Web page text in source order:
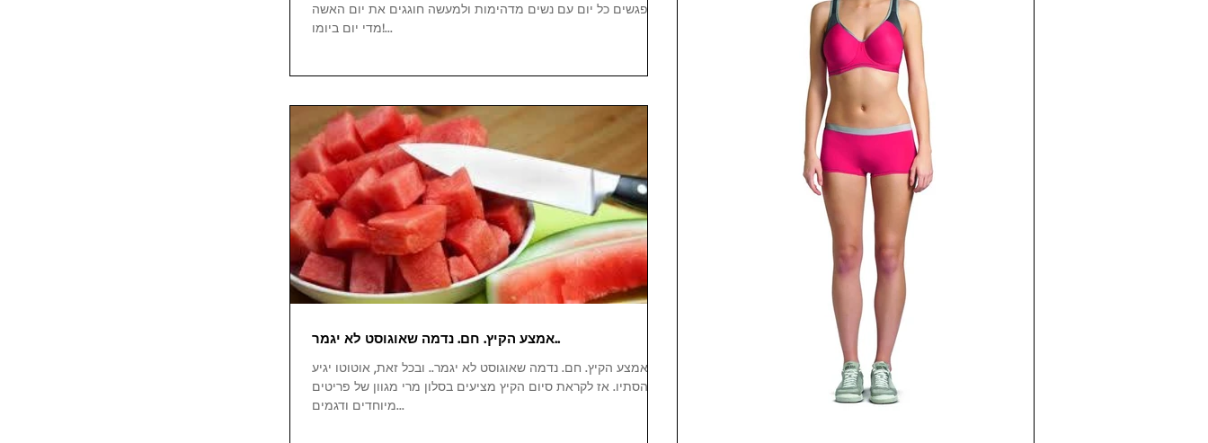
נפגשים כל יום עם נשים מדהימות ולמעשה חוגגים את יום האשה
מדי יום ביומו!...
אמצע הקיץ. חם. נדמה שאוגוסט לא יגמר..
אמצע הקיץ. חם. נדמה שאוגוסט לא יגמר.. ובכל זאת, אוטוטו יגיע
הסתיו. אז לקראת סיום הקיץ מציעים בסלון מרי מגוון של פריטים
מיוחדים ודגמים...